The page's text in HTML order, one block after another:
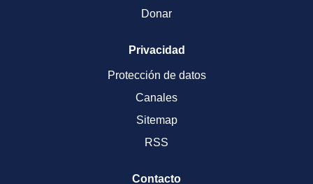
Donar
Privacidad
Protección de datos
Canales
Sitemap
RSS
Contacto